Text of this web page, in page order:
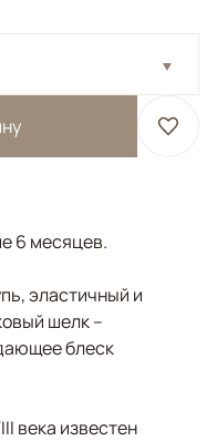
6 месяцев.
эластичный и
шелк –
блеск
века известен